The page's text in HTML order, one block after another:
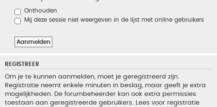
Onthouden
Mij deze sessie niet weergeven in de lijst met online gebruikers
REGISTREER
Om je te kunnen aanmelden, moet je geregistreerd zijn.
Registratie neemt enkele minuten in beslag, maar geeft je extra
mogelijkheden. De forumbeheerder kan ook extra permissies
toestaan aan geregistreerde gebruikers. Lees voor registratie